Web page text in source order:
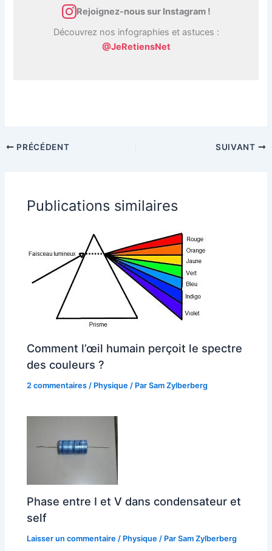
Rejoignez-nous sur Instagram !
Découvrez nos infographies et astuces :
@JeRetiensNet
PRÉCÉDENT SUIVANT
Publications similaires
Comment l’œil humain perçoit le spectre
des couleurs ?
2 commentaires / Physique / ParSam Zylberberg
Phase entre I et V dans condensateur et
self
Laisser un commentaire / Physique / ParSam Zylberberg